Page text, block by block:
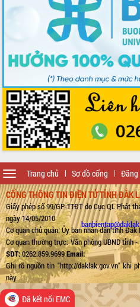
Trang chủ Sơ đồ cổng Đăng
Toggle
navigation
CỔNG THÔNG TIN ĐIỆN TỬ TỈNH ĐẮK
Giấy phép số 99/GP-TTĐT do Cục QL Phát
ngày 14/05/2010
Cơ quan chủ quản: Ủy ban nhân dân tỉnh Đắk
Cơ quan thường trực: Văn phòng UBND tỉnh
SĐT:0262.859.9699Email:
Ghi rõ nguồn tin "http://daklak.gov.vn" khi
này
Đã kết nối EMC